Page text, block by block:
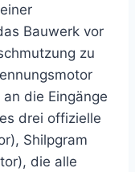
Bauwerk vor
zu
die Eingänge
drei offizielle
Shilpgram
die alle